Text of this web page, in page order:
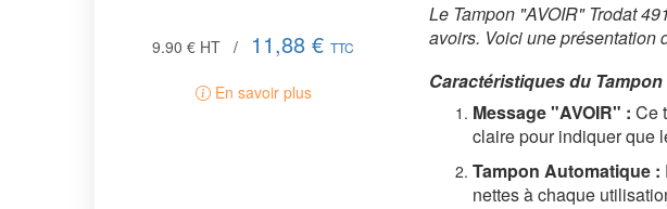
9.90 € HT / 11,88 €TTC
En savoir plus
Le Tampon "AVOIR" Trodat
avoirs. Voici une présentation
Caractéristiques du
Message "AVOIR" : Ce
claire pour indiquer que
Tampon Automatique :
nettes à chaque